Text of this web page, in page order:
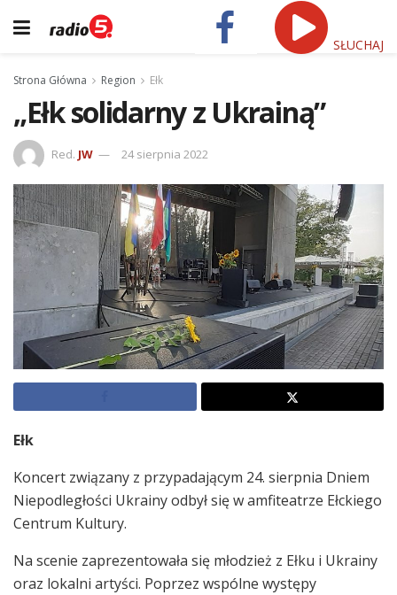
SŁUCHAJ
Strona Główna Region Ełk
„Ełk solidarny z Ukrainą”
Red. JW 24 sierpnia 2022
Ełk
Koncert związany z przypadającym 24. sierpnia Dniem
Niepodległości Ukrainy odbył się w amfiteatrze Ełckiego
Centrum Kultury.
Na scenie zaprezentowała się młodzież z Ełku i Ukrainy
oraz lokalni artyści. Poprzez wspólne występy